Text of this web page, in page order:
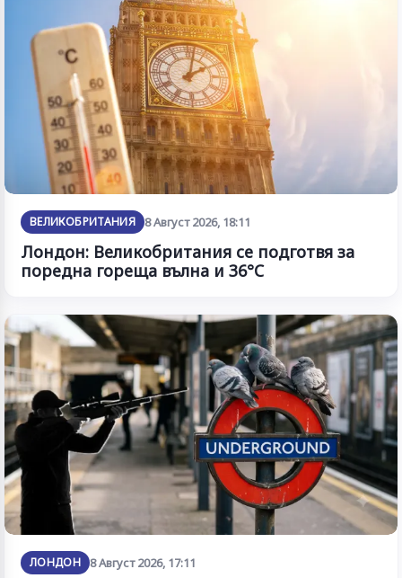
ВЕЛИКОБРИТАНИЯ 8 Август 2026, 18:11
Лондон: Великобритания се подготвя за
поредна гореща вълна и 36°C
ЛОНДОН 8 Август 2026, 17:11